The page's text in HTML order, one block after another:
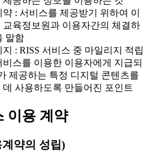
: 서비스를 제공받기 위하여 이
교육정보원과 이용자간의 체결하
말함
: RISS 서비스 중 마일리지 적립
비스를 이용한 이용자에게 지급되
제공하는 특정 디지털 콘텐츠를
데 사용하도록 만들어진 포인트
이용 계약
약의 성립)